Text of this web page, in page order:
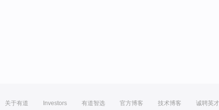
关于有道 Investors 有道智选 官方博客 技术博客 诚聘英才